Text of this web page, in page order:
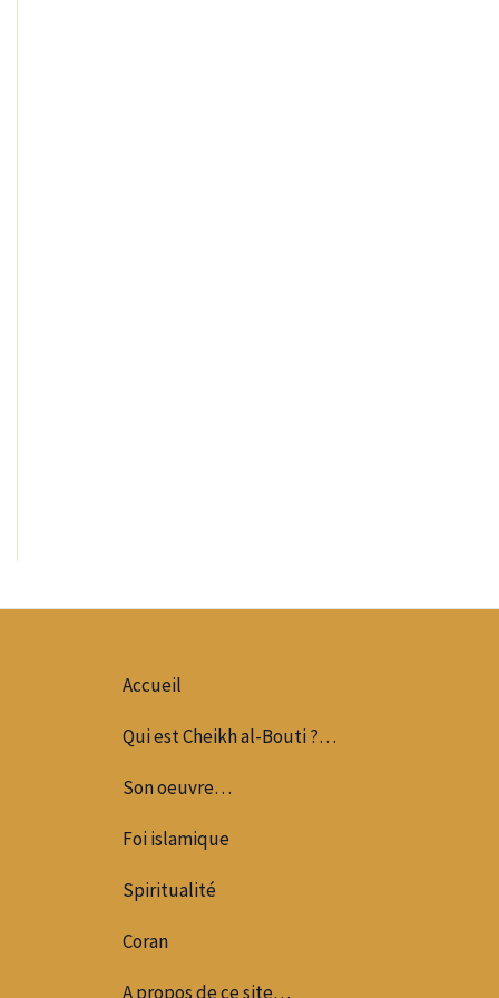
Accueil
Qui est Cheikh al-Bouti ?…
Son oeuvre…
Foi islamique
Spiritualité
Coran
A propos de ce site…